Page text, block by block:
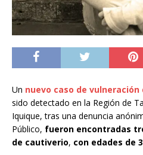
Un nuevo caso de
sido detectado en la Región de
Iquique, tras una denuncia
Público, fueron encontradas
de cautiverio, con edades de 3